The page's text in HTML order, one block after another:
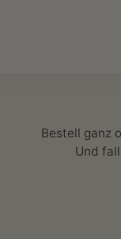
Bestell ganz
Und